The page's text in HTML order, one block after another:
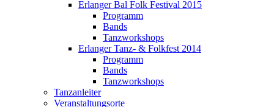
Erlanger Bal Folk Festival 2015
Programm
Bands
Tanzworkshops
Erlanger Tanz- & Folkfest 2014
Programm
Bands
Tanzworkshops
Tanzanleiter
Veranstaltungsorte